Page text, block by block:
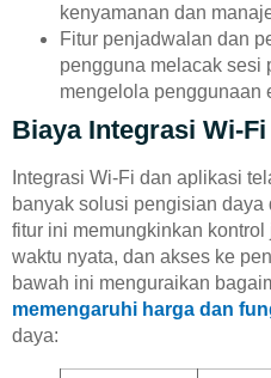
kenyamanan dan
Fitur penjadwalan dan
pengguna melacak sesi
mengelola penggunaan
Biaya Integrasi Wi-
Integrasi Wi-Fi dan aplikasi
banyak solusi pengisian
fitur ini memungkinkan
waktu nyata, dan akses ke
bawah ini menguraikan
memengaruhi harga dan
daya: